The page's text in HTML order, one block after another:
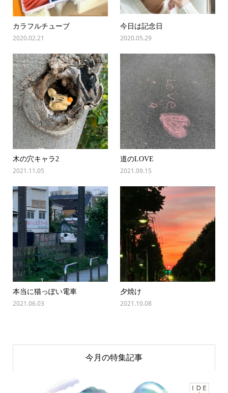
カラフルチューブ
2020.02.21
今日は記念日
2020.05.29
木の穴キャラ2
2021.11.05
道のLOVE
2021.09.15
本当に猫っぽい電車
2021.06.03
夕焼け
2021.10.08
今月の特集記事